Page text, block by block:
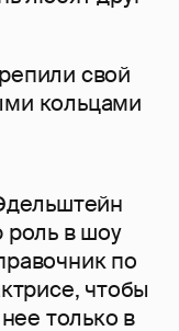
свой
кольцами
роль в шоу
по
чтобы
только в